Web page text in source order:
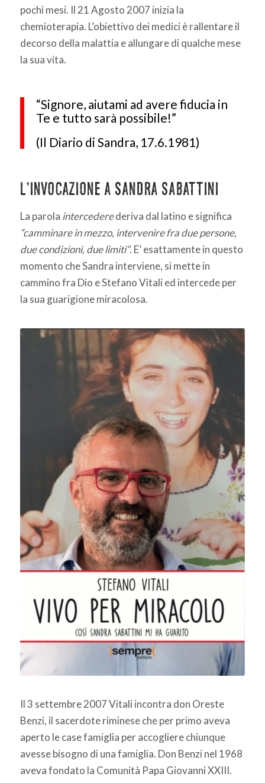
pochi mesi. Il 21 Agosto 2007 inizia la
chemioterapia. L’obiettivo dei medici è rallentare il
decorso della malattia e allungare di qualche mese
la sua vita.
“Signore, aiutami ad avere fiducia in
Te e tutto sarà possibile!”
(Il Diario di Sandra, 17.6.1981)
L’invocazione a Sandra Sabattini
La parola intercederederiva dal latino e significa
“camminare in mezzo, intervenire fra due persone,
due condizioni, due limiti”. E’ esattamente in questo
momento che Sandra interviene, si mette in
cammino fra Dio e Stefano Vitali ed intercede per
la sua guarigione miracolosa.
Il 3 settembre 2007 Vitali incontra don Oreste
Benzi, il sacerdote riminese che per primo aveva
aperto le case famiglia per accogliere chiunque
avesse bisogno di una famiglia. Don Benzi nel 1968
aveva fondato la Comunità Papa Giovanni XXIII.